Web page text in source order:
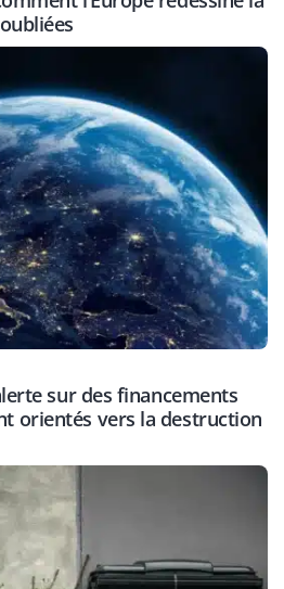
sur des financements
orientés vers la destruction